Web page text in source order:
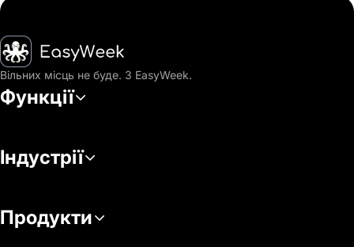
Головна
Вільних місць не буде. З EasyWeek.
Функції
Індустрії
Продукти